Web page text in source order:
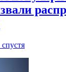
спустя